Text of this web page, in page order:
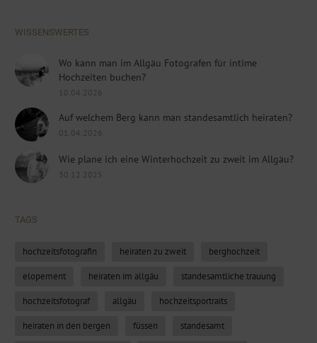
WISSENSWERTES
Wo kann man im Allgäu Fotografen für intime
Hochzeiten buchen?
10.04.2026
Auf welchem Berg kann man standesamtlich heiraten?
01.04.2026
Wie plane ich eine Winterhochzeit zu zweit im Allgäu?
30.12.2025
TAGS
hochzeitsfotografin heiraten zu zweit berghochzeit
elopement heiraten im allgäu standesamtliche trauung
hochzeitsfotograf allgäu hochzeitsportraits
heiraten in den bergen füssen standesamt